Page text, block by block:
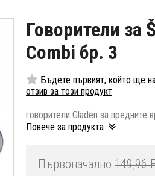
Говорители за
Combi бр. 3
Бъдете първият, който ще
отзив за този продукт
говорители Gladen за предните
Повече за продукта
Първоначално 149,96